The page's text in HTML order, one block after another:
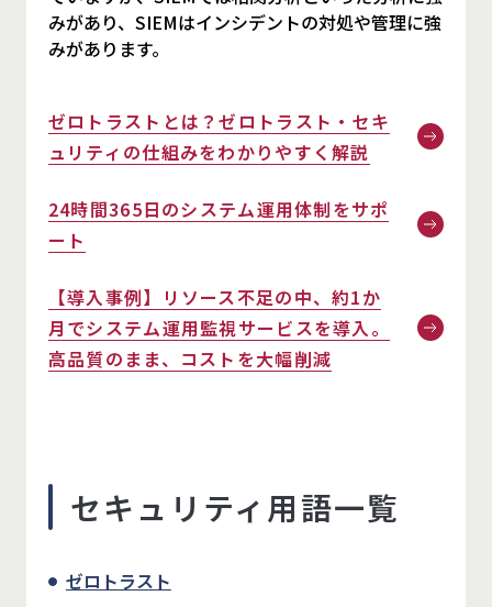
みがあり、SIEMはインシデントの対処や管理に強
みがあります。
ゼロトラストとは？ゼロトラスト・セキ
ュリティの仕組みをわかりやすく解説
24時間365日のシステム運用体制をサポ
ート
【導入事例】リソース不足の中、約1か
月でシステム運用監視サービスを導入。
高品質のまま、コストを大幅削減
セキュリティ用語一覧
ゼロトラスト